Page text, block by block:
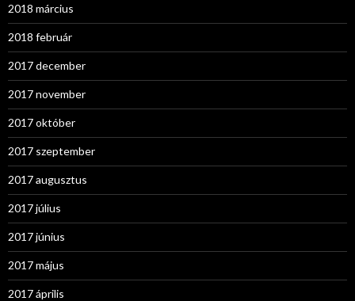
2018 március
2018 február
2017 december
2017 november
2017 október
2017 szeptember
2017 augusztus
2017 július
2017 június
2017 május
2017 április